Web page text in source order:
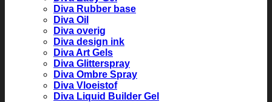
Diva Rubber base
Diva Oil
Diva overig
Diva design ink
Diva Art Gels
Diva Glitterspray
Diva Ombre Spray
Diva Vloeistof
Diva Liquid Builder Gel